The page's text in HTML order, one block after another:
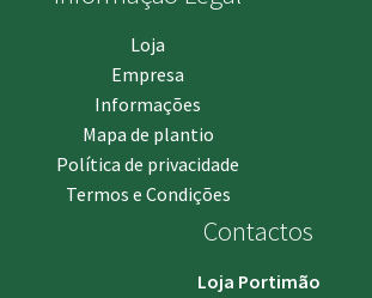
Loja
Empresa
Informações
Mapa de plantio
Política de privacidade
Termos e Condições
Contactos
Loja Portimão